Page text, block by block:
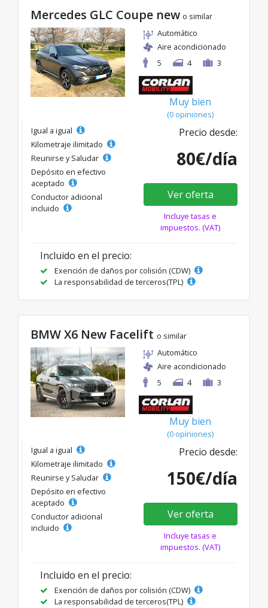
Mercedes GLC Coupe new o similar
Automático
Aire acondicionado
5
4 3
Muy bien
(0 opiniones)
Igual a igual
Kilometraje ilimitado
Reunirse y Saludar
Depósito en efectivo
aceptado
Conductor adicional
incluido
Precio desde:
80€/día
Ver oferta
Incluye tasas e
impuestos. (VAT)
Incluido en el precio:
Exención de daños por colisión (CDW)
La responsabilidad de terceros(TPL)
BMW X6 New Facelift o similar
Automático
Aire acondicionado
5
4 3
Muy bien
(0 opiniones)
Igual a igual
Kilometraje ilimitado
Reunirse y Saludar
Depósito en efectivo
aceptado
Conductor adicional
incluido
Precio desde:
150€/día
Ver oferta
Incluye tasas e
impuestos. (VAT)
Incluido en el precio:
Exención de daños por colisión (CDW)
La responsabilidad de terceros(TPL)